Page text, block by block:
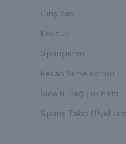
Giriş Yap
Kayıt Ol
Siparişlerim
Hesap Silme Formu
İade & Değişim Hattı
Sipariş Takip